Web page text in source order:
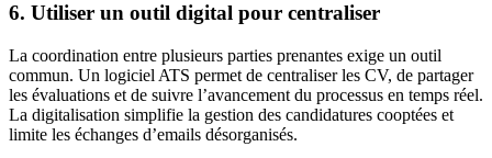
6. Utiliser un outil digital pour centraliser
La coordination entre plusieurs parties prenantes exige un outil
commun. Un logiciel ATS permet de centraliser les CV, de partager
les évaluations et de suivre l’avancement du processus en temps réel.
La digitalisation simplifie la gestion des candidatures cooptées et
limite les échanges d’emails désorganisés.